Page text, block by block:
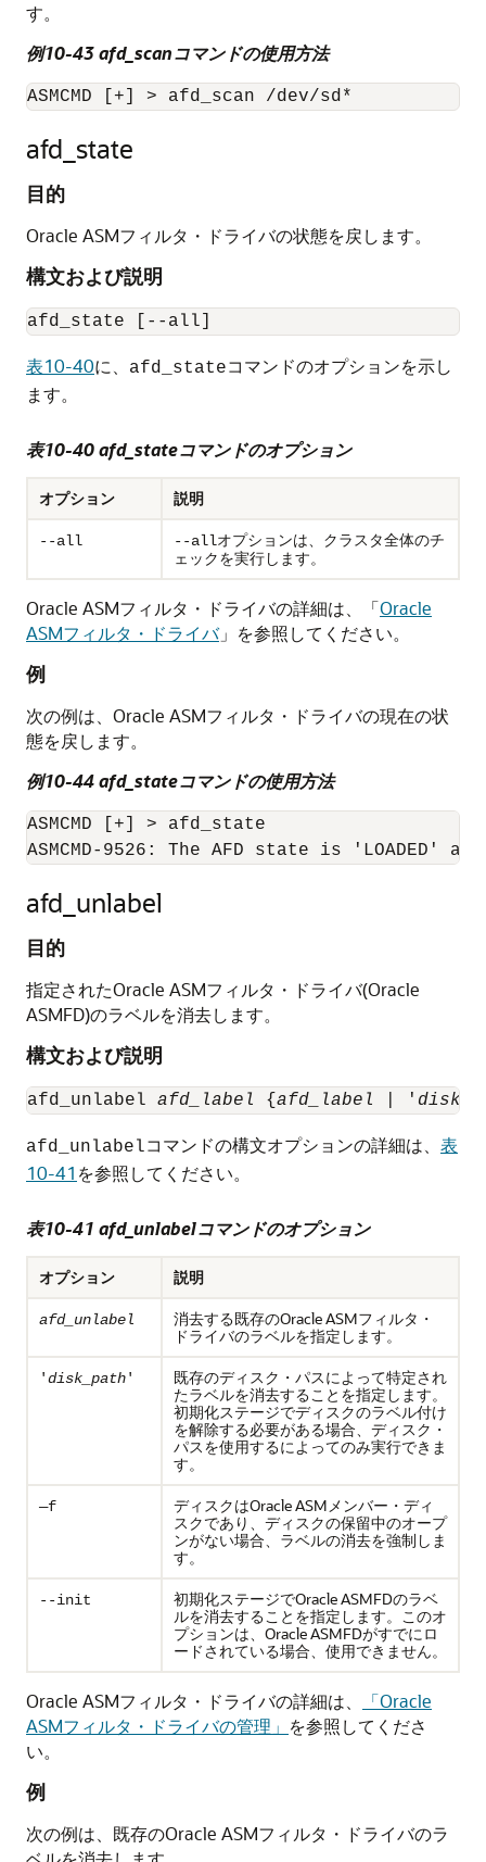
す。
例10-43 afd_scanコマンドの使用方法
ASMCMD [+] > afd_scan /dev/sd*
afd_state
目的
Oracle ASMフィルタ・ドライバの状態を戻します。
構文および説明
afd_state [--all]
表10-40に、 afd_stateコマンドのオプションを示し
ます。
表10-40 afd_stateコマンドのオプション
オプション 説明
--all --allオプションは、クラスタ全体のチ
ェックを実行します。
Oracle ASMフィルタ・ドライバの詳細は、 「Oracle
ASMフィルタ・ドライバ」 を参照してください。
例
次の例は、Oracle ASMフィルタ・ドライバの現在の状
態を戻します。
例10-44 afd_stateコマンドの使用方法
ASMCMD [+] > afd_state
afd_unlabel
目的
指定されたOracle ASMフィルタ・ドライバ(Oracle
ASMFD)のラベルを消去します。
構文および説明
afd_unlabel afd_label {afd_label | '
afd_unlabelコマンドの構文オプションの詳細は、 表
10-41 を参照してください。
表10-41 afd_unlabelコマンドのオプション
オプション 説明
afd_unlabel
消去する既存のOracle ASMフィルタ・
ドライバのラベルを指定します。
'disk_path'
既存のディスク・パスによって特定され
たラベルを消去することを指定します。
初期化ステージでディスクのラベル付け
を解除する必要がある場合、ディスク・
パスを使用するによってのみ実行できま
す。
—f
ディスクはOracle ASMメンバー・ディ
スクであり、ディスクの保留中のオープ
ンがない場合、ラベルの消去を強制しま
す。
--init
初期化ステージでOracle ASMFDのラベ
ルを消去することを指定します。このオ
プションは、Oracle ASMFDがすでにロ
ードされている場合、使用できません。
Oracle ASMフィルタ・ドライバの詳細は、
「Oracle
ASMフィルタ・ドライバの管理」 を参照してくださ
い。
例
次の例は、既存のOracle ASMフィルタ・ドライバのラ